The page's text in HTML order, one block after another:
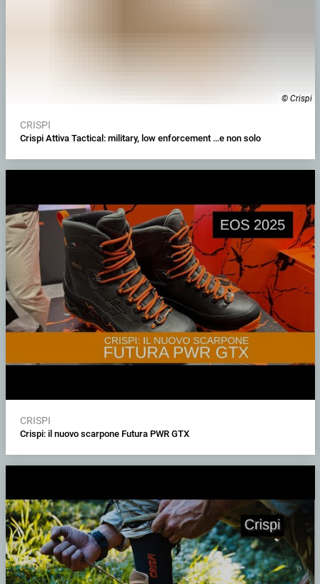
© Crispi
CRISPI
Crispi Attiva Tactical: military, low enforcement …e non solo
CRISPI
Crispi: il nuovo scarpone Futura PWR GTX